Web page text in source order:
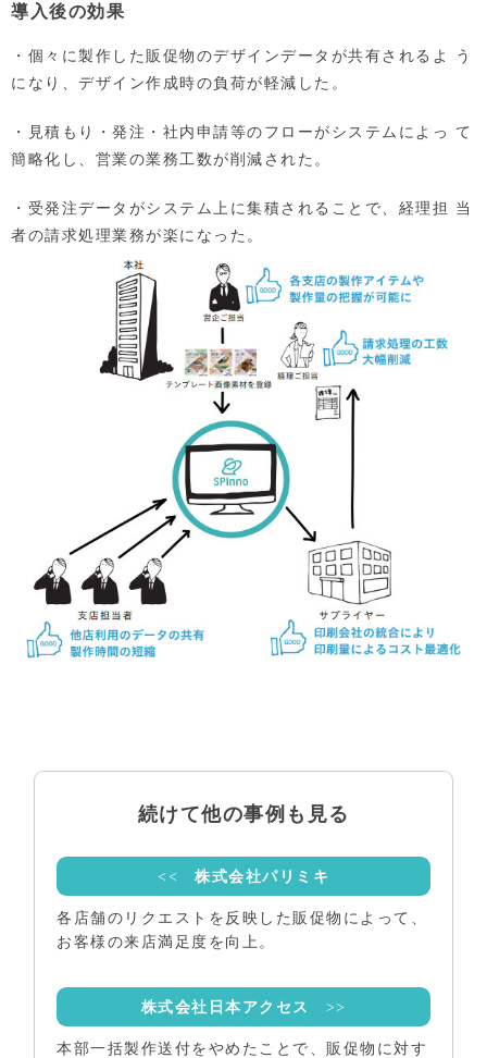
導入後の効果
・個々に製作した販促物のデザインデータが共有されるよ う
になり、デザイン作成時の負荷が軽減した。
・見積もり・発注・社内申請等のフローがシステムによっ て
簡略化し、営業の業務工数が削減された。
・受発注データがシステム上に集積されることで、経理担 当
者の請求処理業務が楽になった。
続けて他の事例も見る
<< 株式会社パリミキ
各店舗のリクエストを反映した販促物によって、
お客様の来店満足度を向上。
株式会社日本アクセス >>
本部一括製作送付をやめたことで、販促物に対す